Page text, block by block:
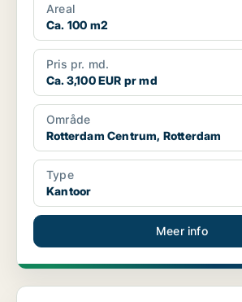
Areal
Ca. 100 m2
Pris pr. md.
Ca. 3,100 EUR pr md
Område
Rotterdam Centrum, Rotterdam
Type
Kantoor
Meer info
Kantoor in Rotterdam Centrum, Rotterdam